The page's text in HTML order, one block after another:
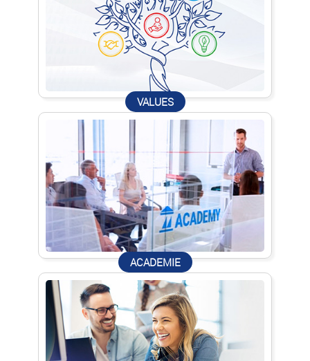
VALUES
ACADEMIE